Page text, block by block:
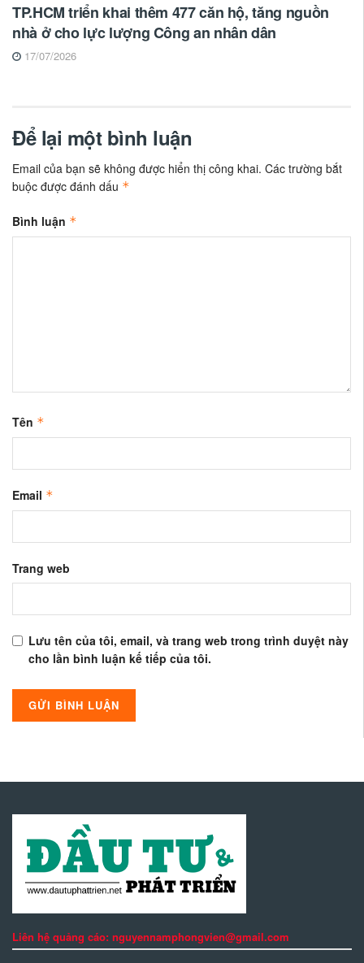
TP.HCM triển khai thêm 477 căn hộ, tăng nguồn
nhà ở cho lực lượng Công an nhân dân
17/07/2026
Để lại một bình luận
Email của bạn sẽ không được hiển thị công khai. Các trường bắt
buộc được đánh dấu *
Bình luận *
Tên *
Email *
Trang web
Lưu tên của tôi, email, và trang web trong trình duyệt này
cho lần bình luận kế tiếp của tôi.
Liên hệ quảng cáo: nguyennamphongvien@gmail.com